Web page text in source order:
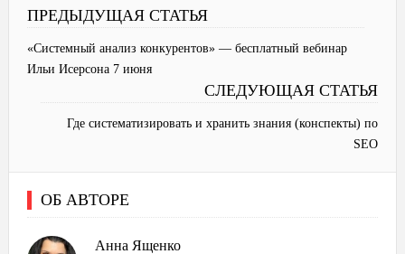
ПРЕДЫДУЩАЯ СТАТЬЯ
«Системный анализ конкурентов» — бесплатный вебинар
Ильи Исерсона 7 июня
СЛЕДУЮЩАЯ СТАТЬЯ
Где систематизировать и хранить знания (конспекты) по
SEO
ОБ АВТОРЕ
Анна Ященко